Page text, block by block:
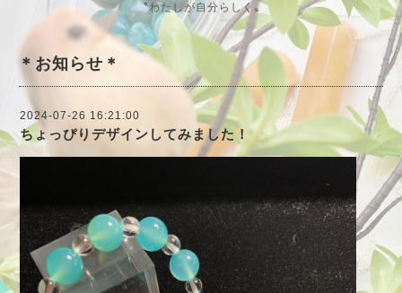
〝わたしが自分らしく〟
＊お知らせ＊
2024-07-26 16:21:00
ちょっぴりデザインしてみました！